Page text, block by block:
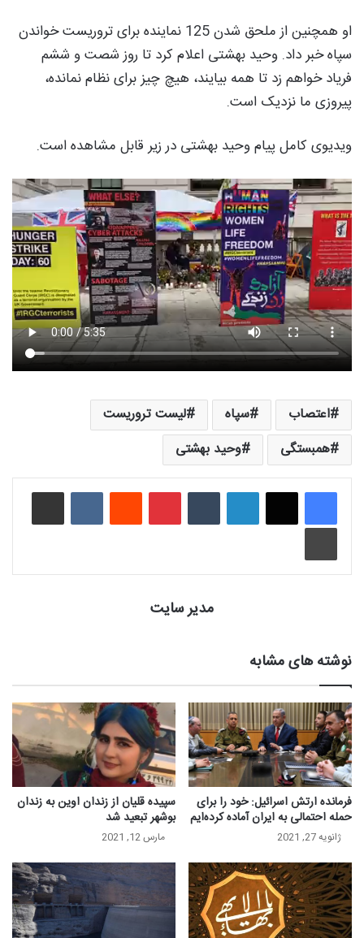
او همچنین از ملحق شدن 125 نماینده برای تروریست خواندن
سپاه خبر داد. وحید بهشتی اعلام کرد تا روز شصت و ششم
فریاد خواهم زد تا همه بیایند، هیچ چیز برای نظام نمانده،
پیروزی ما نزدیک است.
ویدیوی کامل پیام وحید بهشتی در زیر قابل مشاهده است.
اعتصاب سپاه
لیست تروریست
همبستگی
وحید بهشتی
لینکدین ‫تامبلر ‫پین‌ترست‫رددیت ‫VKontakteاشتراک گذاری از طریق ایمیل
چاپ
مدیر سایت
نوشته های مشابه
فرمانده ارتش اسرائیل: خود را برای
حمله احتمالی به ایران آماده کرده‌ایم
ژانویه 27, 2021
سپیده قلیان از زندان اوین به زندان
بوشهر تبعید شد
مارس 12, 2021